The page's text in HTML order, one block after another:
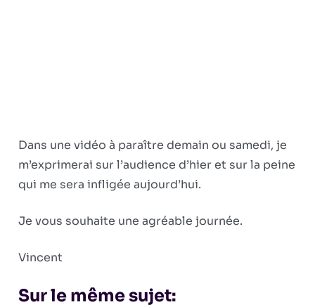
Dans une vidéo à paraître demain ou samedi, je
m’exprimerai sur l’audience d’hier et sur la peine
qui me sera infligée aujourd’hui.
Je vous souhaite une agréable journée.
Vincent
Sur le même sujet: